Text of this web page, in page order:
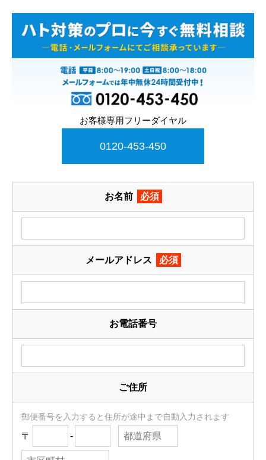
お客様専用フリーダイヤル
0120-453-450
お名前 必須
メールアドレス 必須
お電話番号
ご住所
郵便番号を入力すると住所が途中まで自動入力されます
〒 -